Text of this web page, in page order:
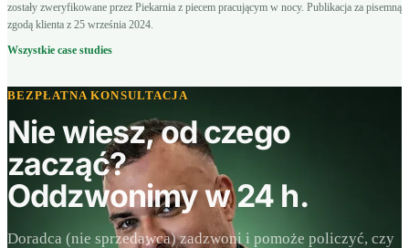
zostały zweryfikowane przez Piekarnia z piecem pracującym w nocy. Publikacja za pisemną
zgodą klienta z 25 września 2024.
Wszystkie case studies
BEZPŁATNA KONSULTACJA
Nie wiesz, od czego
zacząć?
Oddzwonimy w 24 h.
Doradca (nie sprzedawca) zadzwoni i pomoże policzyć, czy